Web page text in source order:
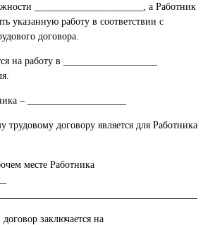
______________________, а Работник
указанную работу в соответствии с
договора.
на работу в ___________________
– ____________________
трудовому договору является для Работника
месте Работника
заключается на